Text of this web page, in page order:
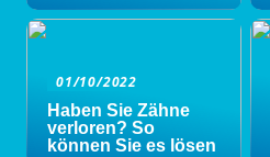
01/10/2022
Haben Sie Zähne
verloren? So
können Sie es lösen